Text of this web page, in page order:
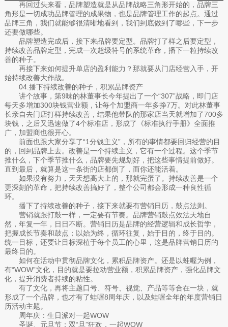
再回过头来看，品牌塑造就是从品牌战略三角形开始的，品牌三
角形是一切成功品牌管理的成果物，也是品牌管理工作的起点。通过
品牌三角，我们就能够很清晰地看到，我们到底做到了哪些，下一步
还要做哪些。
品牌塑造完成后，接下来品牌要定型。品牌打了样之后要定型，
持续改善品牌定型，完成一次超级符号的系统革命，播下一粒持续改
善的种子。
再接下来如何提升单店的盈利能力？那就要从门店经营入手，开
始持续改善大作战。
04.播下持续改善的种子，积累品牌资产
讲个故事，第9味的林董事长今年提出了一个“307”战略，即门店
每天多增加300块钱营业额，让每个加盟商一年多挣7万。对此林董事
长亲自去门店打样持续改善，结果他带队的那家店当天就增加了700多
块钱，之后又迅速做了4个标准店，形成了《标准执行手册》全面推
广，加盟商也很开心。
前面也跟大家分享了“1分钱主义”，所有的事情都要回归经营的目
的，回到品牌上去。改善是一个持续主义，它有一个过程。这个季节
推什么，下个季节推什么，品牌要先规划好，把这些事情提前做好。
直到最后，就算是这一条街的店都倒了，而你还能活着。
如果没有努力，天天想高大上的，那就完蛋了。持续改善是一个
更深刻的革命，把持续改善搞好了，整个公司都会形成一种良性循
环。
播下了持续改善的种子，接下来就要有营销日历，鼓点法则。
营销就跟打鼓一样，一定要有节奏。品牌营销鼓点效法天地自
然，年复一年，日日不断。营销日历是品牌的经营逻辑和成长哲学，
把握成长节奏和鼓点；以始为终，循环往复，始于目的，终于目的。
统一目标，还要让目标深植于每个员工的心里，这是品牌营销日历的
最终目的。
如何在活动中贯彻品牌文化，累积品牌资产。还是以蛙喔为例，
有“WOW”文化，目的就是要拉动营业额，积累品牌资产，强化品牌文
化，提升消费者持续的粘性。
有了文化，再将主题口号、符号、视觉、产品等等合在一块，就
形成了一个品牌，也才有了蛙喔8周年庆，以及蛙喔全年的年度营销日
历活动主题。
周年庆：生日派对一起WOW
圣诞、元旦节：双“旦”狂欢，一起WOW